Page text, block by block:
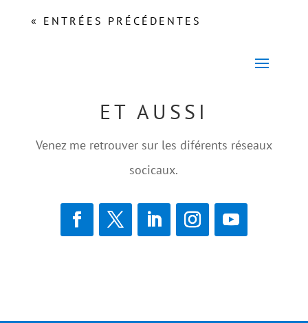
« ENTRÉES PRÉCÉDENTES
ET AUSSI
Venez me retrouver sur les diférents réseaux
socicaux.